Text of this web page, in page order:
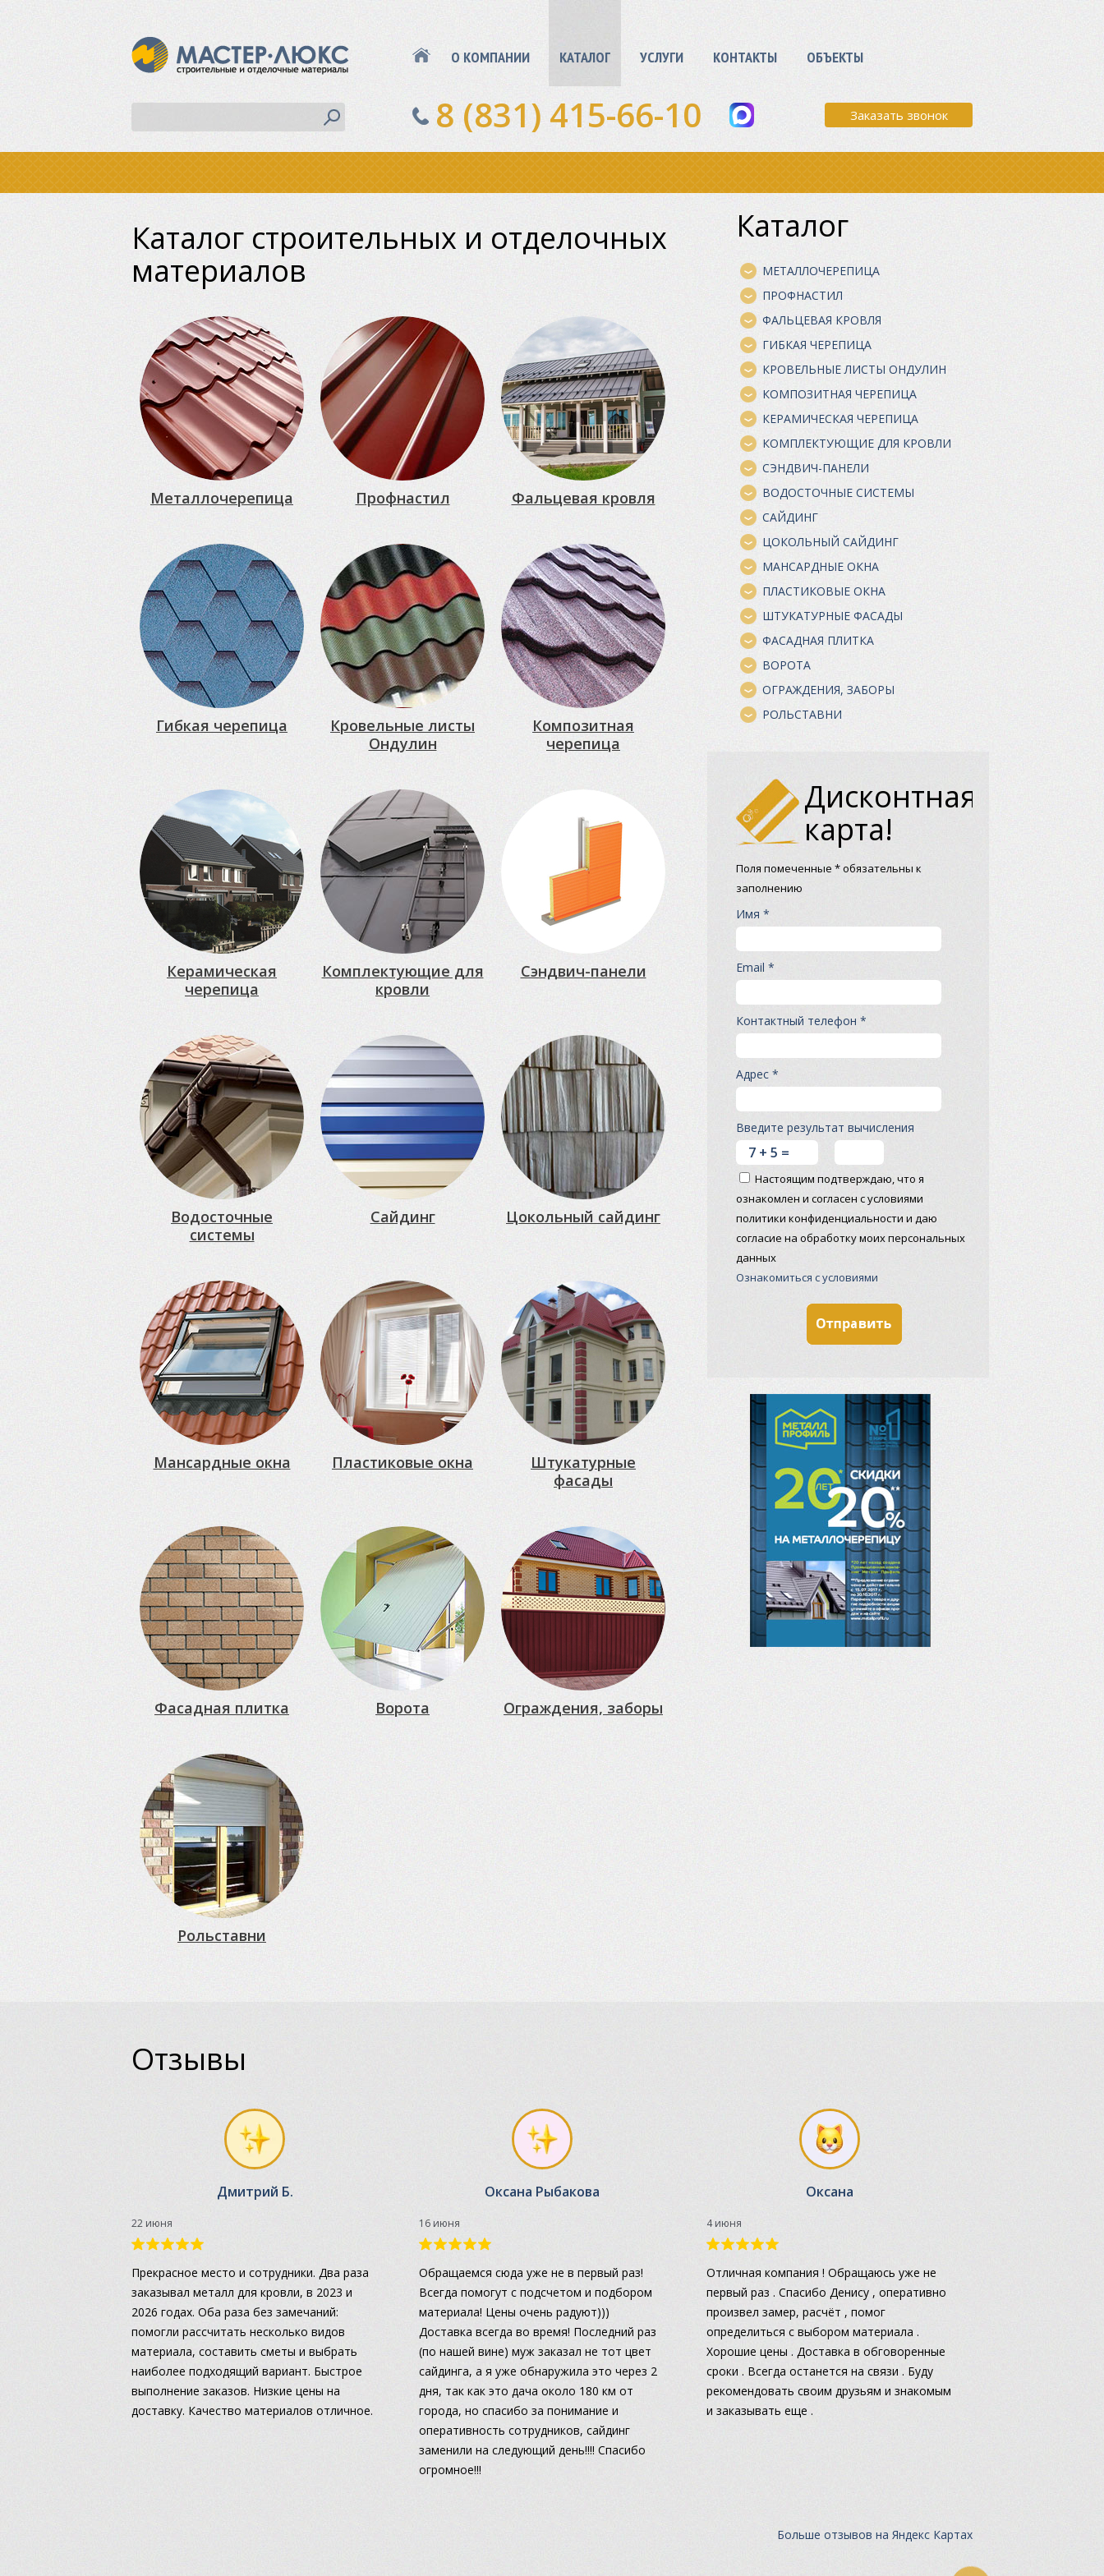
О КОМПАНИИ КАТАЛОГ УСЛУГИ КОНТАКТЫ ОБЪЕКТЫ
Заказать звонок
8 (831) 415-66-10
Каталог строительных и отделочных
материалов
Металлочерепица Профнастил Фальцевая кровля
Гибкая черепица
Кровельные листы
Ондулин
Композитная
черепица
Керамическая
черепица
Комплектующие для
кровли
Сэндвич-панели
Водосточные
системы
Сайдинг Цокольный сайдинг
Мансардные окна Пластиковые окна
Штукатурные
фасады
Фасадная плитка Ворота Ограждения, заборы
Рольставни
Каталог
МЕТАЛЛОЧЕРЕПИЦА
ПРОФНАСТИЛ
ФАЛЬЦЕВАЯ КРОВЛЯ
ГИБКАЯ ЧЕРЕПИЦА
КРОВЕЛЬНЫЕ ЛИСТЫ ОНДУЛИН
КОМПОЗИТНАЯ ЧЕРЕПИЦА
КЕРАМИЧЕСКАЯ ЧЕРЕПИЦА
КОМПЛЕКТУЮЩИЕ ДЛЯ КРОВЛИ
СЭНДВИЧ-ПАНЕЛИ
ВОДОСТОЧНЫЕ СИСТЕМЫ
САЙДИНГ
ЦОКОЛЬНЫЙ САЙДИНГ
МАНСАРДНЫЕ ОКНА
ПЛАСТИКОВЫЕ ОКНА
ШТУКАТУРНЫЕ ФАСАДЫ
ФАСАДНАЯ ПЛИТКА
ВОРОТА
ОГРАЖДЕНИЯ, ЗАБОРЫ
РОЛЬСТАВНИ
Дисконтная
карта!
Поля помеченные * обязательны к
заполнению
Имя *
Email *
Контактный телефон *
Адрес *
Введите результат вычисления
Настоящим подтверждаю, что я
ознакомлен и согласен с условиями
политики конфиденциальности и даю
согласие на обработку моих персональных
данных
Ознакомиться с условиями
Отзывы
Дмитрий Б.
22 июня
Прекрасное место и сотрудники. Два раза
заказывал металл для кровли, в 2023 и
2026 годах. Оба раза без замечаний:
помогли рассчитать несколько видов
материала, составить сметы и выбрать
наиболее подходящий вариант. Быстрое
выполнение заказов. Низкие цены на
доставку. Качество материалов отличное.
Оксана Рыбакова
16 июня
Обращаемся сюда уже не в первый раз!
Всегда помогут с подсчетом и подбором
материала! Цены очень радуют)))
Доставка всегда во время! Последний раз
(по нашей вине) муж заказал не тот цвет
сайдинга, а я уже обнаружила это через 2
дня, так как это дача около 180 км от
города, но спасибо за понимание и
оперативность сотрудников, сайдинг
заменили на следующий день!!!! Спасибо
огромное!!!
Оксана
4 июня
Отличная компания ! Обращаюсь уже не
первый раз . Спасибо Денису , оперативно
произвел замер, расчёт , помог
определиться с выбором материала .
Хорошие цены . Доставка в обговоренные
сроки . Всегда останется на связи . Буду
рекомендовать своим друзьям и знакомым
и заказывать еще .
Больше отзывов на Яндекс Картах